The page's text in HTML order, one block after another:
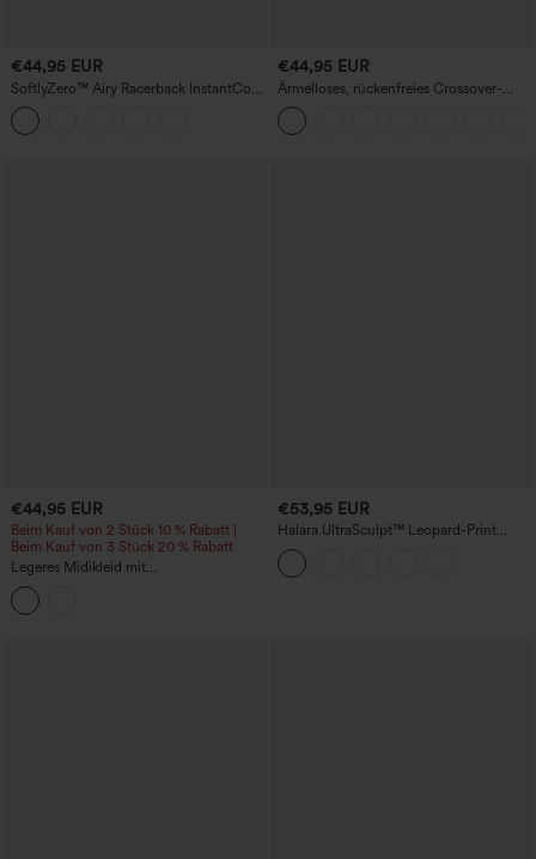
€44,95 EUR
SoftlyZero™ Airy Racerback InstantCool
lässiges Slipkleid mit Taschen, Cups
DD-F
€44,95 EUR
Ärmelloses, rückenfreies Crossover-
Midi-Kleid mit fließendem Schnitt und
Taschen
€44,95 EUR
Beim Kauf von 2 Stück 10 % Rabatt |
Beim Kauf von 3 Stück 20 % Rabatt
Legeres Midikleid mit
Rundhalsausschnitt, Racerback und
Taschen
€53,95 EUR
Halara UltraSculpt™ Leopard-Print
Stehkragen Langarm-Freizeitjacke mit
Daumenloch und Taschen